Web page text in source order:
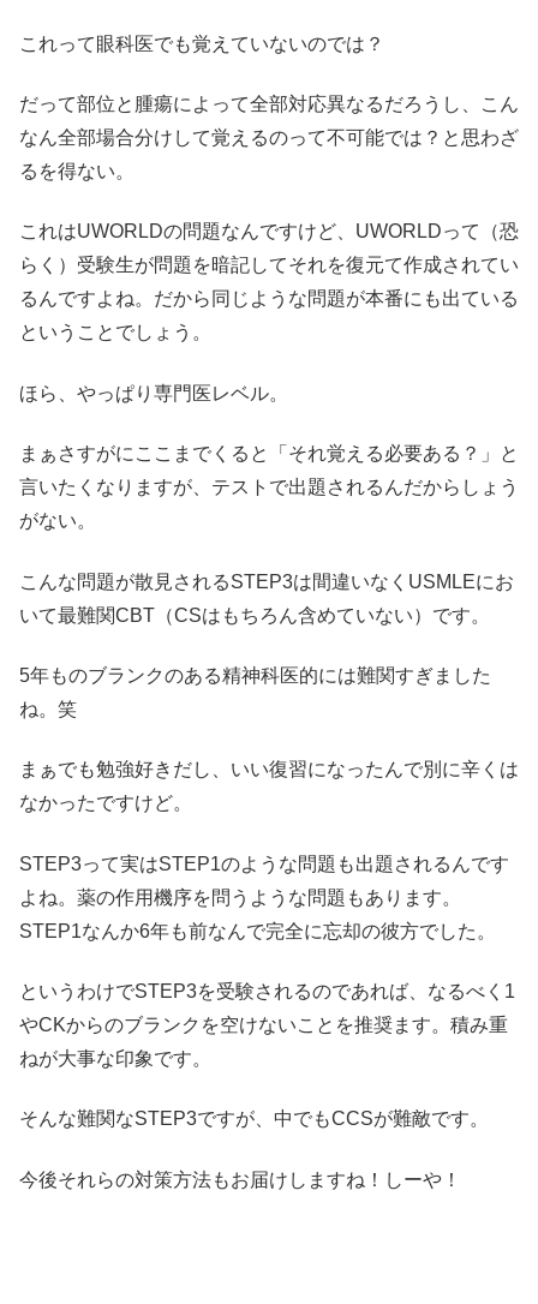
これって眼科医でも覚えていないのでは？
だって部位と腫瘍によって全部対応異なるだろうし、こん
なん全部場合分けして覚えるのって不可能では？と思わざ
るを得ない。
これはUWORLDの問題なんですけど、UWORLDって（恐
らく）受験生が問題を暗記してそれを復元て作成されてい
るんですよね。だから同じような問題が本番にも出ている
ということでしょう。
ほら、やっぱり専門医レベル。
まぁさすがにここまでくると「それ覚える必要ある？」と
言いたくなりますが、テストで出題されるんだからしょう
がない。
こんな問題が散見されるSTEP3は間違いなくUSMLEにお
いて最難関CBT（CSはもちろん含めていない）です。
5年ものブランクのある精神科医的には難関すぎました
ね。笑
まぁでも勉強好きだし、いい復習になったんで別に辛くは
なかったですけど。
STEP3って実はSTEP1のような問題も出題されるんです
よね。薬の作用機序を問うような問題もあります。
STEP1なんか6年も前なんで完全に忘却の彼方でした。
というわけでSTEP3を受験されるのであれば、なるべく1
やCKからのブランクを空けないことを推奨ます。積み重
ねが大事な印象です。
そんな難関なSTEP3ですが、中でもCCSが難敵です。
今後それらの対策方法もお届けしますね！しーや！